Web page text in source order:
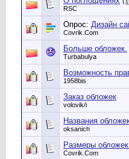
RSC
Опрос: Дизайн
Сovrik.Com
Больше обложек.
Turbabulya
Возможность
1958bis
Заказ обложек
volovik/i
Названия
oksanich
Размеры
Сovrik.Com